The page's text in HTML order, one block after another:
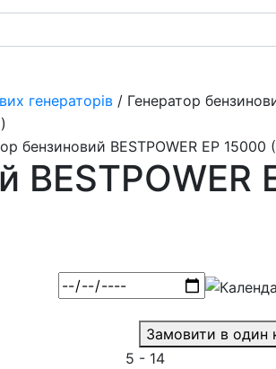
генераторів / Генератор
BESTPOWER
Замовити в один
5 - 14